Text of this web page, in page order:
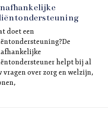
doet een
helpt bij al
vragen over zorg en welzijn,